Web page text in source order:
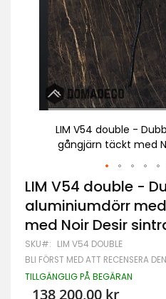
LIM V54 double -
gångjärn täckt med
Hoppa
till
början
av
bildgalleriet
LIM V54 double -
aluminiumdörr
med Noir Desir
SKU LIM V54 DOUBLE
BLI FÖRST MED ATT RECENSERA
TILLGÄNGLIG PÅ BEGÄRAN
138 200,00 kr